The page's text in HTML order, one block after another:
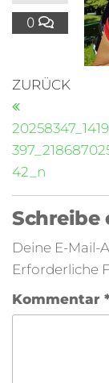
0
ZURÜCK
42_n
Schreibe
Deine E-Mail-
Erforderliche
Kommentar